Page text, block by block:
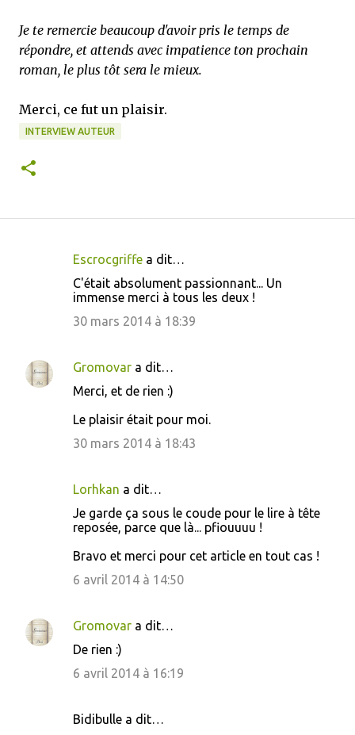
Je te remercie beaucoup d'avoir pris le temps de
répondre, et attends avec impatience ton prochain
roman, le plus tôt sera le mieux.
Merci, ce fut un plaisir.
INTERVIEW AUTEUR
e
n
Escrocgriffe a dit…
C'était absolument passionnant... Un
immense merci à tous les deux !
30 mars 2014 à 18:39
Gromovar a dit…
Merci, et de rien :)
Le plaisir était pour moi.
30 mars 2014 à 18:43
Lorhkan a dit…
Je garde ça sous le coude pour le lire à tête
reposée, parce que là... pfiouuuu !
Bravo et merci pour cet article en tout cas !
6 avril 2014 à 14:50
Gromovar a dit…
De rien :)
6 avril 2014 à 16:19
Bidibulle a dit…